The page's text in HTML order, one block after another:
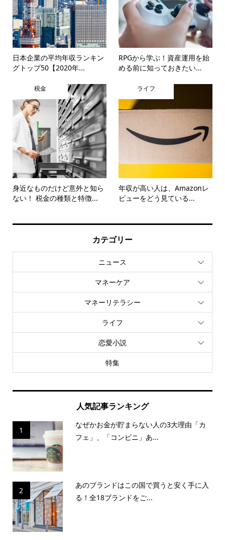
日本企業の平均年収ランキン
グトップ50【2020年...
RPGから学ぶ！資産運用を始
める前に知っておきたい...
税金
身近なものだけど意外と知ら
ない！ 税金の種類と特徴...
ライフ
年収が高い人は、Amazonレ
ビューをどう見ている...
カテゴリー
ニュース
マネーケア
マネーリテラシー
ライフ
恋愛小説
特集
人気記事ランキング
1
なぜかお金が貯まらない人の3大理由「カ
フェ」、「コンビニ」あ...
2
あのブランドはこの国で買うと安く手に入
る！全18ブランドをご...